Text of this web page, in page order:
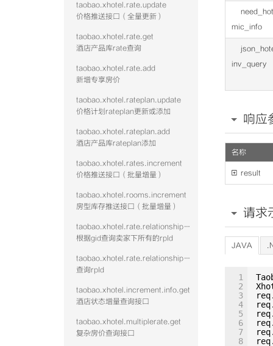
taobao.xhotel.rate.update
价格推送接口（全量更新）
taobao.xhotel.rate.get
酒店产品库rate查询
taobao.xhotel.rate.add
新增专享房价
taobao.xhotel.rateplan.update
价格计划rateplan更新或添加
taobao.xhotel.rateplan.add
酒店产品库rateplan添加
taobao.xhotel.rates.increment
价格推送接口（批量增量）
taobao.xhotel.rooms.increment
房型库存推送接口（批量增量）
taobao.xhotel.rate.relationshipwithrp.get
根据gid查询卖家下所有的rpId
taobao.xhotel.rate.relationshipwithroom.get
查询rpId
taobao.xhotel.increment.info.get
酒店状态增量查询接口
taobao.xhotel.multiplerate.get
复杂房价查询接口
mic_info
inv_query
响应
名称
 result
请求
JAVA
1
2
3
4
5
6
7
8